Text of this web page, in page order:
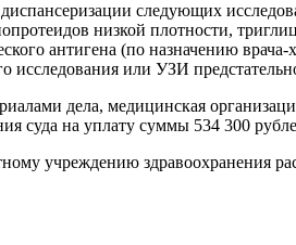
следующих
низкой плотности,
антигена (по назначению
исследования или УЗИ
дела, медицинская
суда на уплату суммы 534 300
учреждению здравоохранения